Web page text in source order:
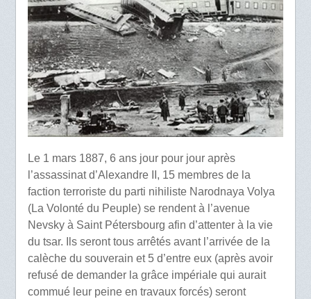
Le 1 mars 1887, 6 ans jour pour jour après
l’assassinat d’Alexandre II, 15 membres de la
faction terroriste du parti nihiliste Narodnaya Volya
(La Volonté du Peuple) se rendent à l’avenue
Nevsky à Saint Pétersbourg afin d’attenter à la vie
du tsar. Ils seront tous arrêtés avant l’arrivée de la
calèche du souverain et 5 d’entre eux (après avoir
refusé de demander la grâce impériale qui aurait
commué leur peine en travaux forcés) seront